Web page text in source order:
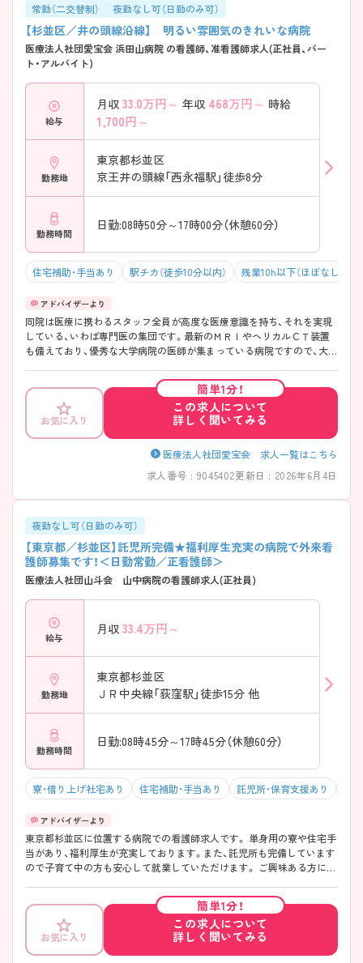
常勤（二交替制） 夜勤なし可（日勤のみ可）
【杉並区／井の頭線沿線】 明るい雰囲気のきれいな病院
医療法人社団愛宝会 浜田山病院 の看護師、准看護師求人(正社員、パー
ト・アルバイト)
給与
月収 33.0万円～ 年収 468万円～ 時給
1,700円～
勤務地
東京都杉並区
京王井の頭線「西永福駅」徒歩8分
勤務時間
日勤:08時50分～17時00分（休憩60分）
住宅補助・手当あり 駅チカ（徒歩10分以内） 残業10h以下（ほぼなし）
同院は医療に携わるスタッフ全員が高度な医療意識を持ち、それを実現
している、いわば専門医の集団です。最新のＭＲＩやヘリカルＣＴ装置
も備えており、優秀な大学病院の医師が集まっている病院ですので、大学
です。ご興味ある方には、面接対策ポイントなど、さらに詳細をお話しい
たしますのでお気軽にご相談ください。
お気に入り
簡単1分！
この求人について
詳しく聞いてみる
医療法人社団愛宝会 求人一覧はこちら
求人番号 : 9045402更新日 : 2026年6月4日
夜勤なし可（日勤のみ可）
【東京都／杉並区】託児所完備★福利厚生充実の病院で外来看
護師募集です！＜日勤常勤／正看護師＞
医療法人社団山斗会 山中病院の看護師求人(正社員)
給与
月収 33.4万円～
勤務地
東京都杉並区
ＪＲ中央線「荻窪駅」徒歩15分 他
勤務時間
日勤:08時45分～17時45分（休憩60分）
寮・借り上げ社宅あり 住宅補助・手当あり 託児所・保育支援あり
東京都杉並区に位置する病院での看護師求人です。 単身用の寮や住宅手
当があり、福利厚生が充実しております。また、託児所も完備しています
ので子育て中の方も安心して就業していただけます。 ご興味ある方に
お気に入り
簡単1分！
この求人について
詳しく聞いてみる